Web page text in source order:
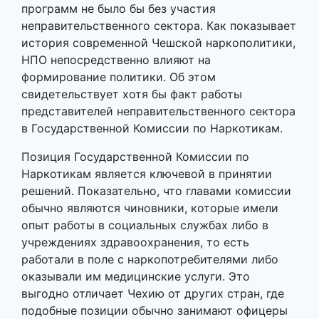
программ не было бы без участия
неправительственного сектора. Как показывает
история современной Чешской наркополитики,
НПО непосредственно влияют на
формирование политики. Об этом
свидетельствует хотя бы факт работы
представителей неправительственного сектора
в Государственной Комиссии по Наркотикам.
Позиция Государственной Комиссии по
Наркотикам является ключевой в принятии
решений. Показательно, что главами комиссии
обычно являются чиновники, которые имели
опыт работы в социальных службах либо в
учреждениях здравоохранения, то есть
работали в поле с наркопотребителями либо
оказывали им медицинские услуги. Это
выгодно отличает Чехию от других стран, где
подобные позиции обычно занимают офицеры